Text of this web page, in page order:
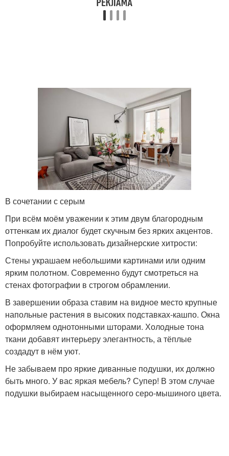
В сочетании с серым
При всём моём уважении к этим двум благородным
оттенкам их диалог будет скучным без ярких акцентов.
Попробуйте использовать дизайнерские хитрости:
Стены украшаем небольшими картинами или одним
ярким полотном. Современно будут смотреться на
стенах фотографии в строгом обрамлении.
В завершении образа ставим на видное место крупные
напольные растения в высоких подставках-кашпо. Окна
оформляем однотонными шторами. Холодные тона
ткани добавят интерьеру элегантность, а тёплые
создадут в нём уют.
Не забываем про яркие диванные подушки, их должно
быть много. У вас яркая мебель? Супер! В этом случае
подушки выбираем насыщенного серо-мышиного цвета.